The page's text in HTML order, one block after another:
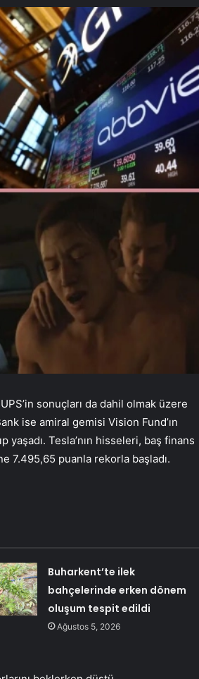
sonuçları da dahil olmak üzere
ise amiral gemisi Vision Fund’ın
Tesla’nın hisseleri, baş finans
7.495,65 puanla rekorla başladı.
Buharkent’te ilek
bahçelerinde erken dönem
oluşum tespit edildi
Ağustos 5, 2026